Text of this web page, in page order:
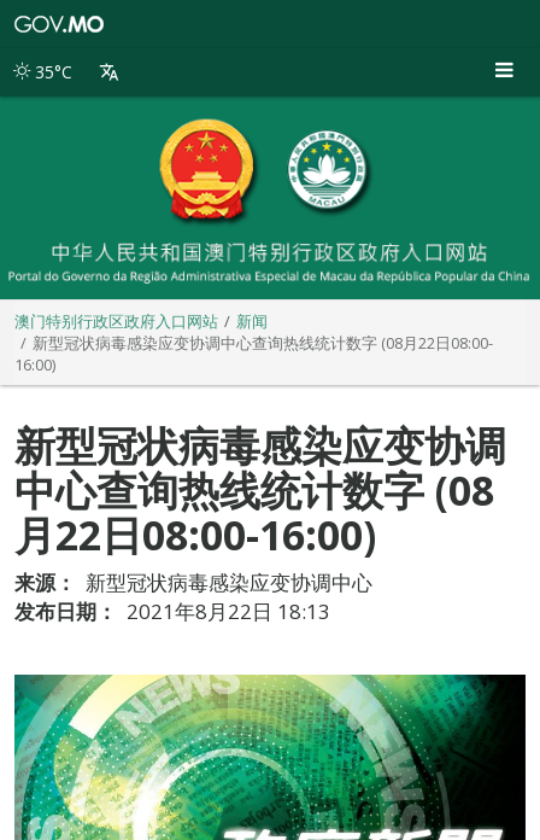
别
35°C
澳门特别行政区政府入口网站
新闻
新型冠状病毒感染应变协调中心查询热线统计数字 (08月22日08:00-
16:00)
新型冠状病毒感染应变协调
中心查询热线统计数字 (08
月22日08:00-16:00)
来源：
新型冠状病毒感染应变协调中心
发布日期：
2021年8月22日 18:13